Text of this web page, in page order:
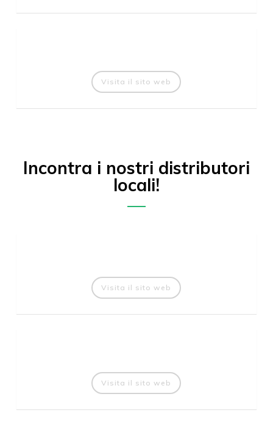
Visita il sito web
Incontra i nostri distributori
locali!
Visita il sito web
Visita il sito web